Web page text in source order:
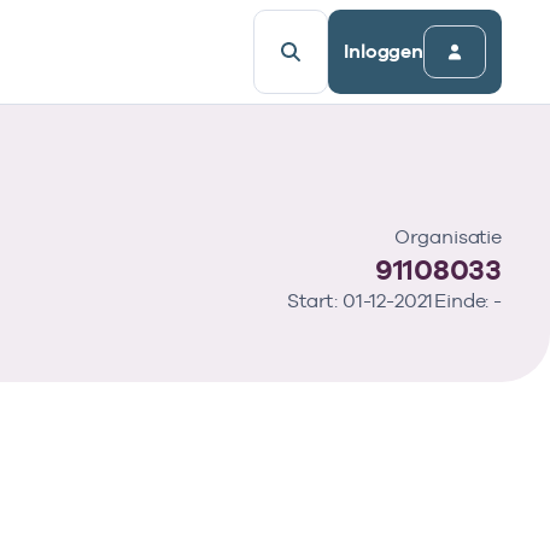
Inloggen
Organisatie
91108033
Start: 01-12-2021Einde: -